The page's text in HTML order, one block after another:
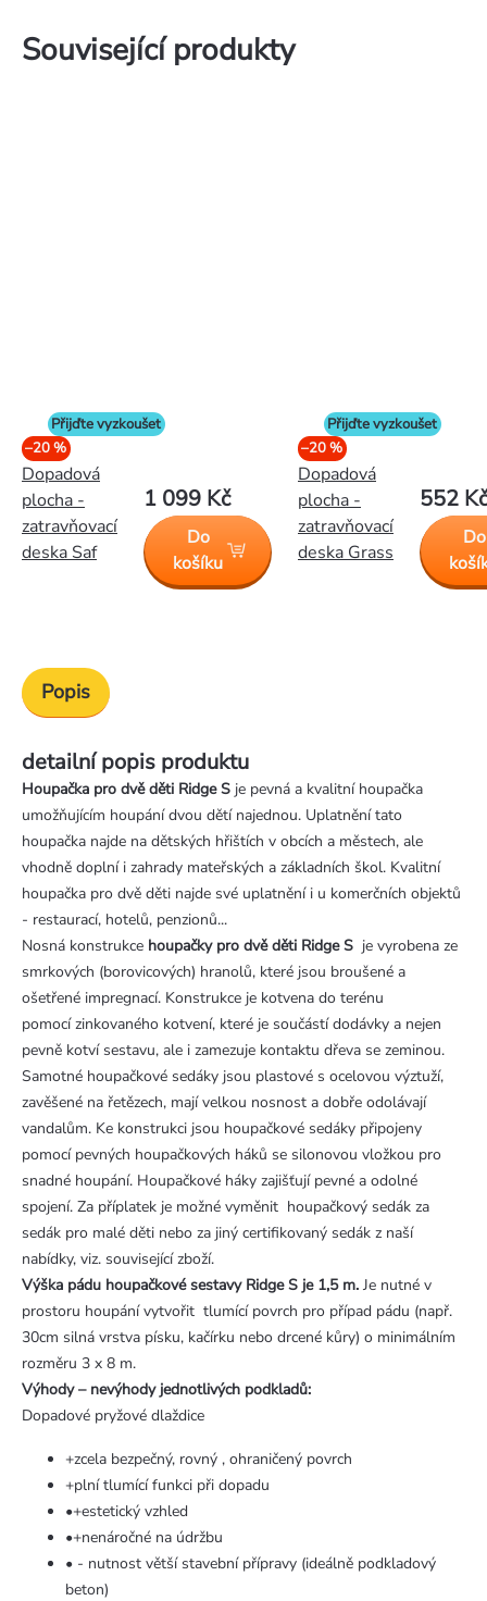
Související produkty
Přijďte vyzkoušet
–20 %
Dopadová
plocha -
zatravňovací
deska Saf
1 099 Kč
Do
košíku
Přijďte vyzkoušet
–20 %
Dopadová
plocha -
zatravňovací
deska Grass
552 Kč
Do
Popis
detailní popis produktu
Houpačka pro dvě děti Ridge S je pevná a kvalitní houpačka
umožňujícím houpání dvou dětí najednou. Uplatnění tato
houpačka najde na dětských hřištích v obcích a městech, ale
vhodně doplní i zahrady mateřských a základních škol. Kvalitní
houpačka pro dvě děti najde své uplatnění i u komerčních objektů
- restaurací, hotelů, penzionů...
Nosná konstrukce houpačky pro dvě děti Ridge S je vyrobena ze
smrkových (borovicových) hranolů, které jsou broušené a
ošetřené impregnací. Konstrukce je kotvena do terénu
pomocí zinkovaného kotvení, které je součástí dodávky a nejen
pevně kotví sestavu, ale i zamezuje kontaktu dřeva se zeminou.
Samotné houpačkové sedáky jsou plastové s ocelovou výztuží,
zavěšené na řetězech, mají velkou nosnost a dobře odolávají
vandalům. Ke konstrukci jsou houpačkové sedáky připojeny
pomocí pevných houpačkových háků se silonovou vložkou pro
snadné houpání. Houpačkové háky zajišťují pevné a odolné
spojení. Za příplatek je možné vyměnit houpačkový sedák za
sedák pro malé děti nebo za jiný certifikovaný sedák z naší
nabídky, viz. související zboží.
Výška pádu houpačkové sestavy Ridge S je 1,5 m. Je nutné v
prostoru houpání vytvořit tlumící povrch pro případ pádu (např.
30cm silná vrstva písku, kačírku nebo drcené kůry) o minimálním
rozměru 3 x 8 m.
Výhody – nevýhody jednotlivých podkladů:
Dopadové pryžové dlaždice
+zcela bezpečný, rovný , ohraničený povrch
+plní tlumící funkci při dopadu
•+estetický vzhled
•+nenáročné na údržbu
• - nutnost větší stavební přípravy (ideálně podkladový
beton)